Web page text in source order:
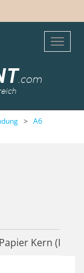
.com
> A6
Kern